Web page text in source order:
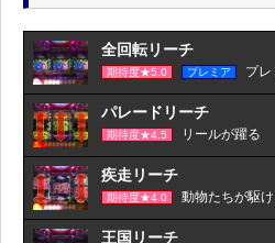
全回転リーチ
期待度★5.0 プレミア プレ
パレードリーチ
期待度★4.5 リールが躍る
疾走リーチ
期待度★4.0 動物たちが駆
王国リーチ